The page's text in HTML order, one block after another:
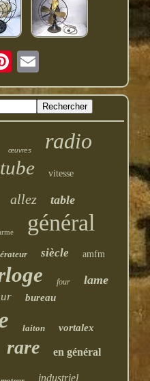
œuvres radio
tube vitesse
allez table
général
siècle amfm
four lame
bureau
laiton vortalex
rare en général
industriel